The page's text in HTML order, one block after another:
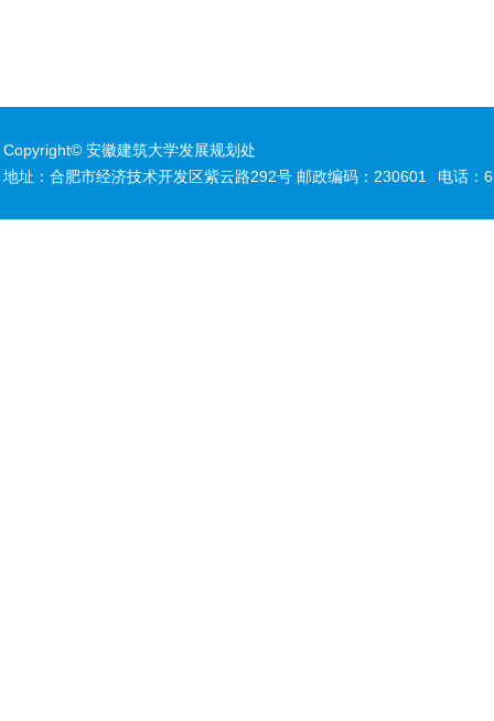
Copyright© 安徽建筑大学发展规划处
地址：合肥市经济技术开发区紫云路292号 邮政编码：230601
电话：